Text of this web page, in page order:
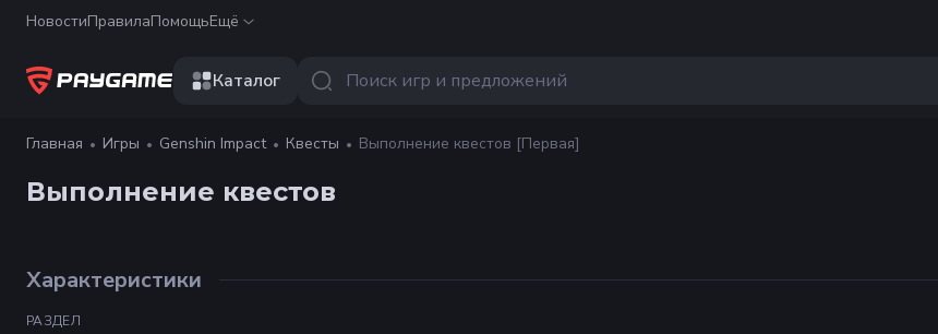
НовостиПравилаПомощьЕщё
Каталог
Главная Игры Genshin Impact Квесты Выполнение квестов [Первая]
Выполнение квестов
Характеристики
РАЗДЕЛ